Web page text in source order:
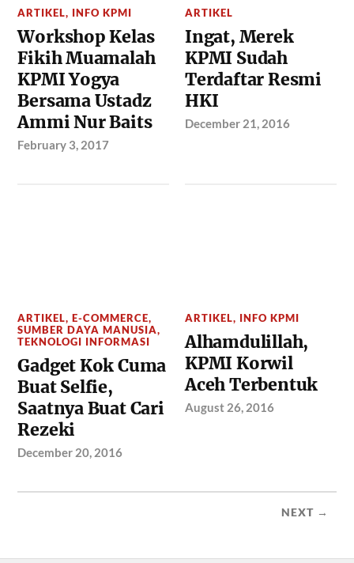
ARTIKEL, INFO KPMI
Workshop Kelas
Fikih Muamalah
KPMI Yogya
Bersama Ustadz
Ammi Nur Baits
February 3, 2017
ARTIKEL
Ingat, Merek
KPMI Sudah
Terdaftar Resmi
HKI
December 21, 2016
ARTIKEL,E-COMMERCE,
SUMBER DAYA MANUSIA,
TEKNOLOGI INFORMASI
Gadget Kok Cuma
Buat Selfie,
Saatnya Buat Cari
Rezeki
December 20, 2016
ARTIKEL, INFO KPMI
Alhamdulillah,
KPMI Korwil
Aceh Terbentuk
August 26, 2016
NEXT →